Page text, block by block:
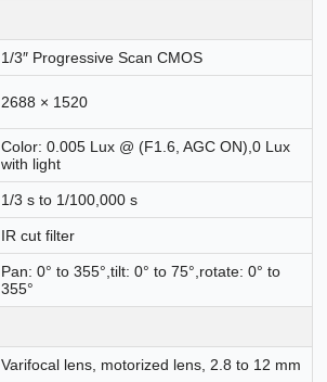
1/3″ Progressive Scan CMOS
2688 × 1520
Color: 0.005 Lux @ (F1.6, AGC ON),0 Lux
with light
1/3 s to 1/100,000 s
IR cut filter
Pan: 0° to 355°,tilt: 0° to 75°,rotate: 0° to
355°
Varifocal lens, motorized lens, 2.8 to 12 mm